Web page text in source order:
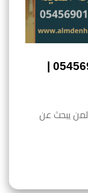
لمن يبحث عن